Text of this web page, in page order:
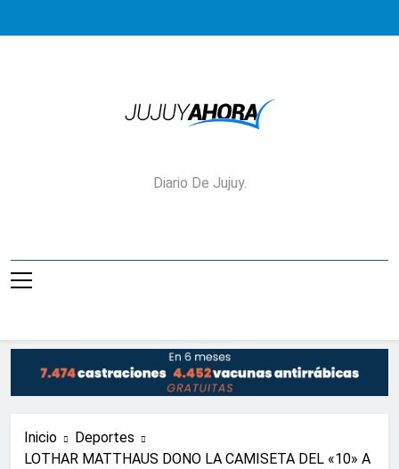
Jujuy Ahora!
Diario De Jujuy.
Inicio
Deportes
LOTHAR MATTHAUS DONO LA CAMISETA DEL «10» A